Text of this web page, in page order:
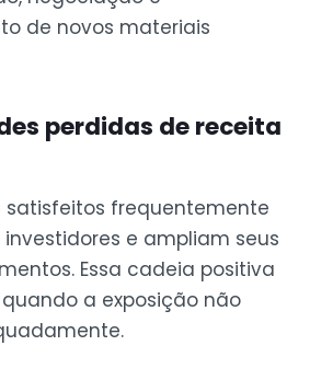
de novos materiais
perdidas de receita
satisfeitos frequentemente
e ampliam seus
Essa cadeia positiva
a exposição não